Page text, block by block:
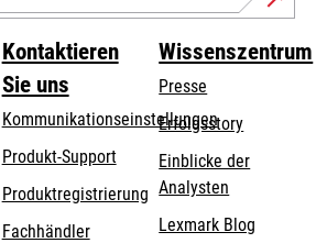
Kontaktieren
Sie uns
Kommunikationseinstellungen
wird
in
einer
neuen
Produkt-Supportwird
einer
neuen
Produktregistrierung
Fachhändler
Wissenszentrum
Presse
Erfolgsstory
Einblicke der
Analysten
Lexmark Blog